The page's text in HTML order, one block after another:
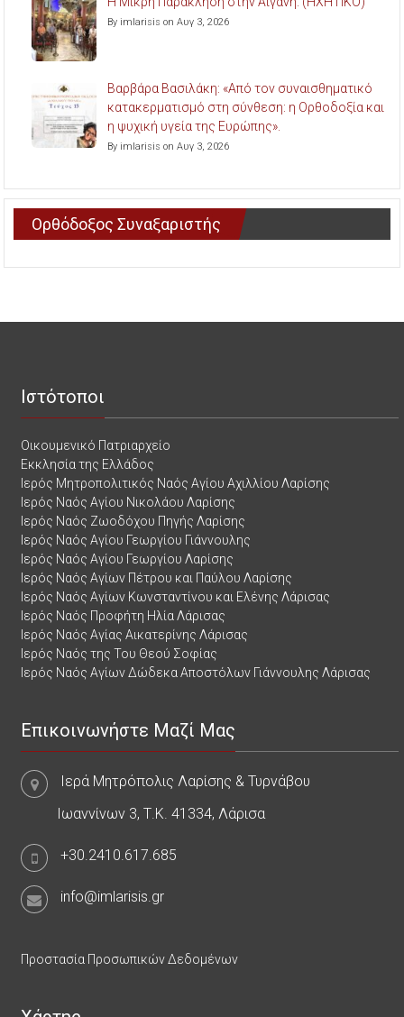
By imlarisis on Αυγ 3, 2026
Βαρβάρα Βασιλάκη: «Από τον συναισθηματικό
κατακερματισμό στη σύνθεση: η Ορθοδοξία και
η ψυχική υγεία της Ευρώπης».
By imlarisis on Αυγ 3, 2026
Ορθόδοξος Συναξαριστής
Ιστότοποι
Οικουμενικό Πατριαρχείο
Εκκλησία της Ελλάδος
Ιερός Μητροπολιτικός Ναός Αγίου Αχιλλίου Λαρίσης
Ιερός Ναός Αγίου Νικολάου Λαρίσης
Ιερός Ναός Ζωοδόχου Πηγής Λαρίσης
Ιερός Ναός Αγίου Γεωργίου Γιάννουλης
Ιερός Ναός Αγίου Γεωργίου Λαρίσης
Ιερός Ναός Αγίων Πέτρου και Παύλου Λαρίσης
Ιερός Ναός Αγίων Κωνσταντίνου και Ελένης Λάρισας
Ιερός Ναός Προφήτη Ηλία Λάρισας
Ιερός Ναός Αγίας Αικατερίνης Λάρισας
Ιερός Ναός της Του Θεού Σοφίας
Ιερός Ναός Αγίων Δώδεκα Αποστόλων Γιάννουλης Λάρισας
Επικοινωνήστε Μαζί Μας
Ιερά Μητρόπολις Λαρίσης & Τυρνάβου
Ιωαννίνων 3, Τ.Κ. 41334, Λάρισα
+30.2410.617.685
info@imlarisis.gr
Προστασία Προσωπικών Δεδομένων